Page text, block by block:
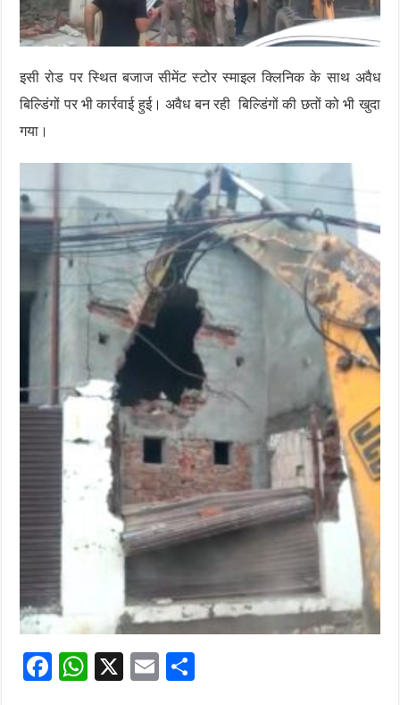
इसी रोड पर स्थित बजाज सीमेंट स्टोर स्माइल क्लिनिक के साथ अवैध
बिल्डिंगों पर भी कार्रवाई हुई। अवैध बन रही बिल्डिंगों की छतों को भी खुदा
गया।
F
W X
E